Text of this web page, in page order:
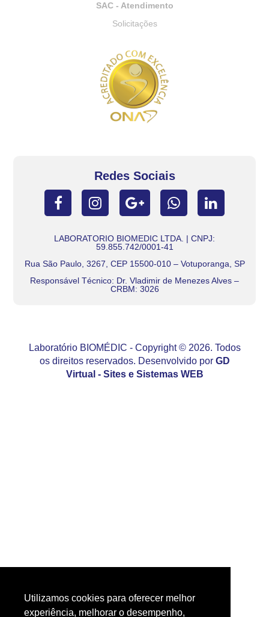
Utilizamos cookies para oferecer melhor
experiência, melhorar o desempenho,
SAC - Atendimento
Solicitações
Redes Sociais
LABORATORIO BIOMEDIC LTDA. | CNPJ:
59.855.742/0001-41
Rua São Paulo, 3267, CEP 15500-010 – Votuporanga, SP
Responsável Técnico: Dr. Vladimir de Menezes Alves –
CRBM: 3026
Laboratório BIOMÉDIC - Copyright © 2026. Todos
os direitos reservados. Desenvolvido por GD
Virtual - Sites e Sistemas WEB